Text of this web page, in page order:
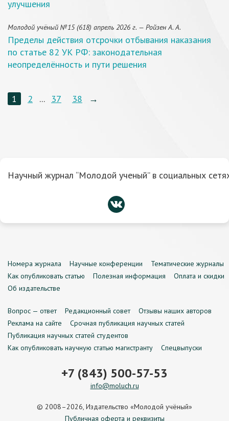
улучшения
Молодой учёный №15 (618) апрель 2026 г. — Ройзен А. А.
Пределы действия отсрочки отбывания наказания
по статье 82 УК РФ: законодательная
неопределённость и пути решения
1 2 ... 37 38 →
Научный журнал “Молодой ученый” в социальных
Номера журнала Научные конференции
Тематические журналы
Как опубликовать статью
Полезная информация
Оплата и скидки
Об издательстве
Вопрос — ответ Редакционный совет
Отзывы наших авторов
Реклама на сайте
Срочная публикация научных статей
Публикация научных статей студентов
Как опубликовать научную статью магистранту
Спецвыпуски
+7 (843) 500-57-53
info@moluch.ru
© 2008–2026, Издательство «Молодой учёный»
Публичная оферта и реквизиты